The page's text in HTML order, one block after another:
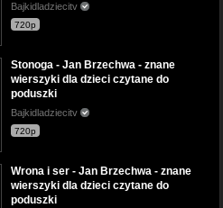
Bajkidladziecitv
720p
Stonoga - Jan Brzechwa - znane
wierszyki dla dzieci czytane do
poduszki
Bajkidladziecitv
720p
Wrona i ser - Jan Brzechwa - znane
wierszyki dla dzieci czytane do
poduszki